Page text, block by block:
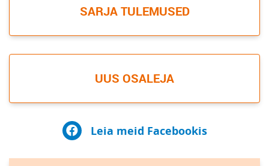
SARJA TULEMUSED
UUS OSALEJA
Leia meid Facebookis